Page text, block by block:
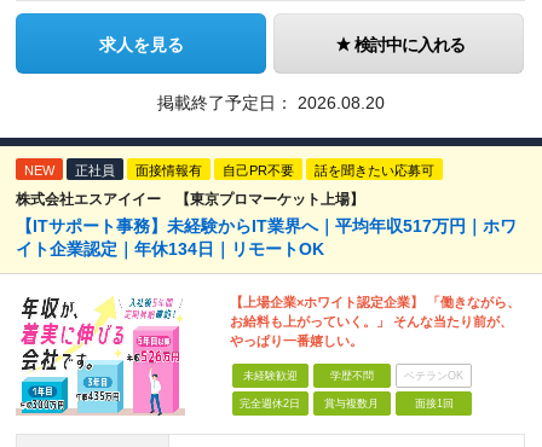
求人を見る 検討中に入れる
掲載終了予定日： 2026.08.20
NEW 正社員 面接情報有 自己PR不要 話を聞きたい応募可
株式会社エスアイイー 【東京プロマーケット上場】
【ITサポート事務】未経験からIT業界へ｜平均年収517万円｜ホワ
イト企業認定｜年休134日｜リモートOK
【上場企業×ホワイト認定企業】 「働きながら、
お給料も上がっていく。」 そんな当たり前が、
やっぱり一番嬉しい。
未経験歓迎 学歴不問 ベテランOK
完全週休2日 賞与複数月 面接1回